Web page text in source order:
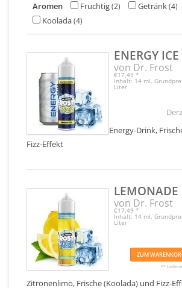
Aromen Fruchtig(2) Getränk(4)
Koolada(4)
ENERGY ICE
von Dr. Frost
€17,49 *
Inhalt: 14 ml,
Liter
Energy-Drink,
Fizz-Effekt
LEMONADE
von Dr. Frost
€17,49 *
Inhalt: 14 ml,
Liter
ZUM
**
Zitronenlimo, Frische (Koolada) und Fizz-